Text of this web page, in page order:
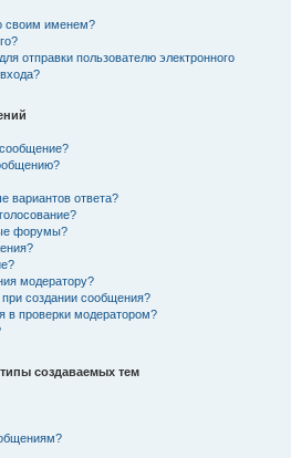
своим именем?
отправки пользователю электронного
сообщение?
вариантов ответа?
форумы?
модератору?
создании сообщения?
в проверки модератором?
создаваемых тем